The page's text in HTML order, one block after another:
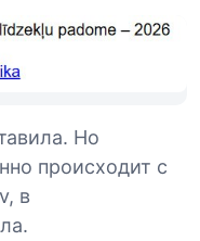
Но
происходит с
в